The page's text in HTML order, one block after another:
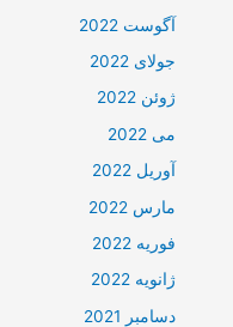
آگوست 2022
جولای 2022
ژوئن 2022
می 2022
آوریل 2022
مارس 2022
فوریه 2022
ژانویه 2022
دسامبر 2021